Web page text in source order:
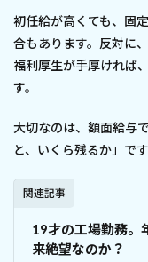
初任給が高くても、固
合もあります。反対に
福利厚生が手厚ければ
す。
大切なのは、額面給与
と、いくら残るか」です
関連記事
19才の工場勤務。
来絶望なのか？